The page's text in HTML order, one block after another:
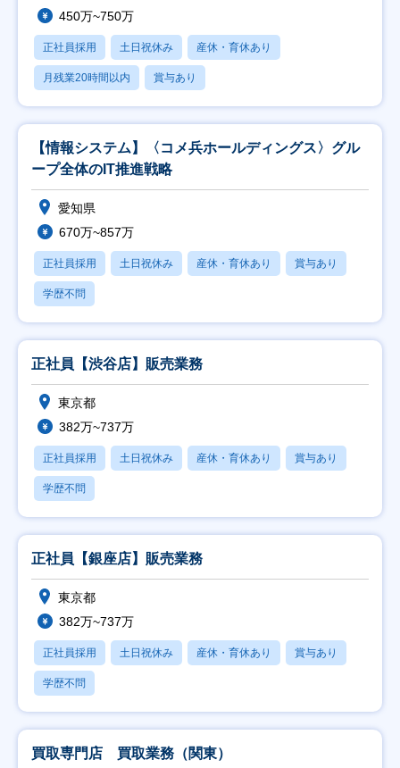
450万~750万
正社員採用 土日祝休み 産休・育休あり
月残業20時間以内 賞与あり
【情報システム】〈コメ兵ホールディングス〉グル
ープ全体のIT推進戦略
愛知県
670万~857万
正社員採用 土日祝休み 産休・育休あり 賞与あり
学歴不問
正社員【渋谷店】販売業務
東京都
382万~737万
正社員採用 土日祝休み 産休・育休あり 賞与あり
学歴不問
正社員【銀座店】販売業務
東京都
382万~737万
正社員採用 土日祝休み 産休・育休あり 賞与あり
学歴不問
買取専門店 買取業務（関東）